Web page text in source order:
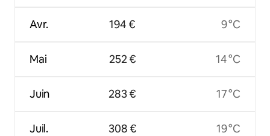
Avr.
Mai
Juin
Juil.
194 €
252 €
283 €
308 €
9 °C
14 °C
17 °C
19 °C